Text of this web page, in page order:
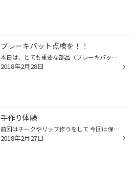
ブレーキパット点検を！！
本日は、とても重要な部品（ブレーキパット）についてご紹介します。 ブレーキパットは消耗品ですが、交換サイクルがとても長いのと、目視や外観かでは 点検しにくい為、気が付いた時には危ない状態だったりする事があります。 そこで、まずは新品のパットから、交換が必要な危ないパットを見比べて...
2018年2月28日
手作り体験
前回はチークやリップ作りをして 今回は保湿性のクリーム作りをしました(о´∀`о) 子供達と一緒に使えるから 本当に嬉しいです(^-^)v♪ 混ぜ混ぜ… これが完成したものです♪ 自分で作れることに感動しました(*´ω｀*)
2018年2月27日